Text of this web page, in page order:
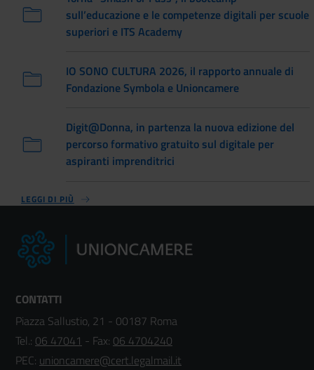
sull’educazione e le competenze digitali per scuole
superiori e ITS Academy
IO SONO CULTURA 2026, il rapporto annuale di
Fondazione Symbola e Unioncamere
Digit@Donna, in partenza la nuova edizione del
percorso formativo gratuito sul digitale per
aspiranti imprenditrici
LEGGI DI PIÙ
CONTATTI
Piazza Sallustio, 21 - 00187 Roma
Tel.: 06 47041 - Fax: 06 4704240
PEC: unioncamere@cert.legalmail.it